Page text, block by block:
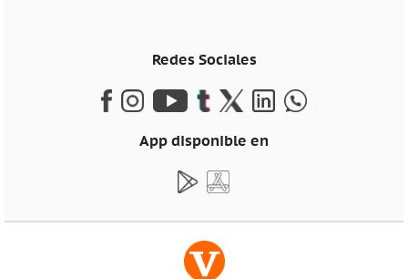
Redes Sociales
App disponible en